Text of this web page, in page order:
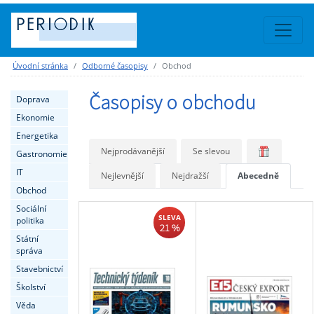
Úvodní stránka Odborné časopisy Obchod
Doprava
Ekonomie
Energetika
Gastronomie
IT
Obchod
Sociální
politika
Státní
správa
Stavebnictví
Školství
Věda
Časopisy o obchodu
Nejprodávanější Se slevou
Nejlevnější Nejdražší Abecedně
SLEVA
21 %